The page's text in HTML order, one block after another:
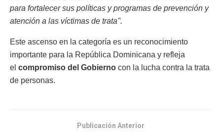
para fortalecer sus políticas y programas de prevención y
atención a las víctimas de trata".
Este ascenso en la categoría es un reconocimiento
importante para la República Dominicana y refleja
el compromiso del Gobierno con la lucha contra la trata
de personas.
Publicación Anterior